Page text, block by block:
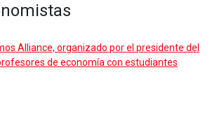
Alliance, organizado por el presidente del
de economía con estudiantes